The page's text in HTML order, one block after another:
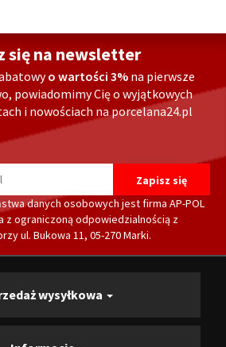
się na newsletter
o wartości 3% na pierwsze
powiadomimy Cię o wyjątkowych
i nowościach na porcelana24.pl
danych osobowych jest firma AP-POL
z ograniczoną odpowiedzialnością z
ul. Bukowa 11, 05-270 Marki.
wysyłkowa